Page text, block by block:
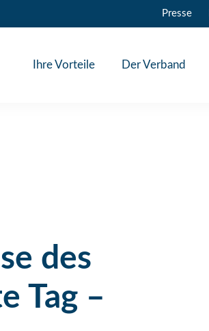
Presse
Ihre Vorteile Der Verband
des
Tag –